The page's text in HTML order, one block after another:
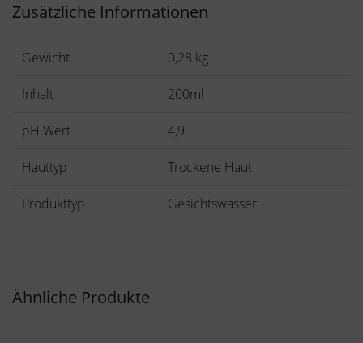
Zusätzliche Informationen
Gewicht 0,28 kg
Inhalt 200ml
pH Wert 4,9
Hauttyp Trockene Haut
Produkttyp Gesichtswasser
Ähnliche Produkte